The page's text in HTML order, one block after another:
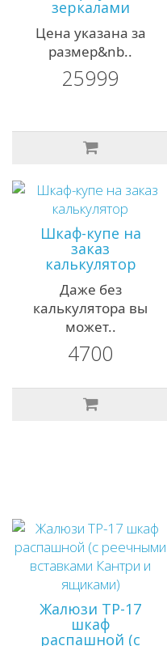
зеркалами
Цена указана за
размер&nb..
25999
Шкаф-купе на
заказ
калькулятор
Даже без
калькулятора вы
может..
4700
Жалюзи ТР-17
шкаф
распашной (с